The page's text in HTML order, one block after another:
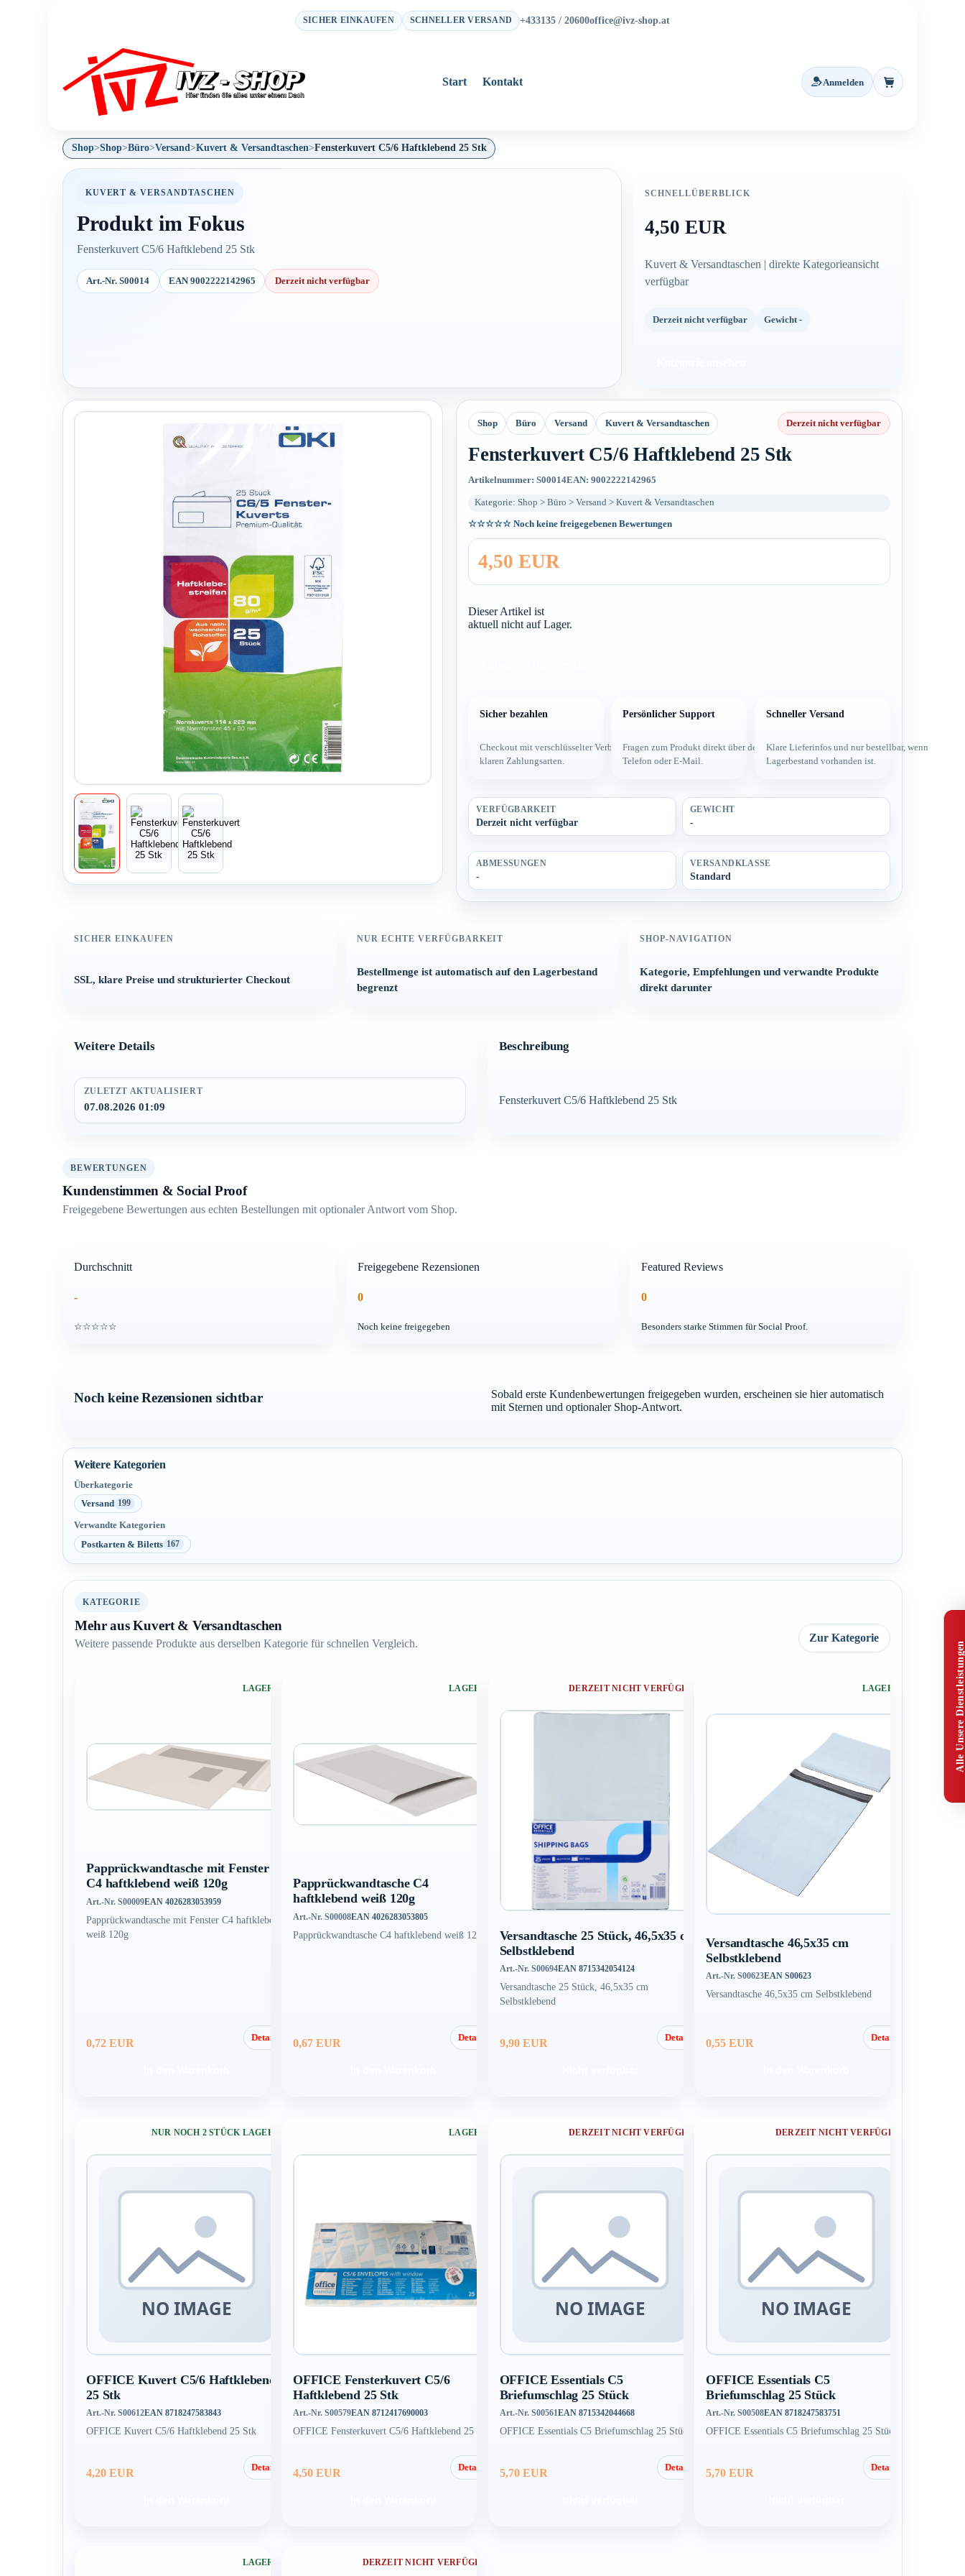
SICHER EINKAUFEN SCHNELLER VERSAND +433135 / 20600office@ivz-shop.at
Start Kontakt Anmelden Warenkorb
Shop>Shop>Büro>Versand>Kuvert & Versandtaschen>Fensterkuvert C5/6 Haftklebend 25 Stk
KUVERT & VERSANDTASCHEN
Produkt im Fokus
Fensterkuvert C5/6 Haftklebend 25 Stk
Art.-Nr. S00014 EAN 9002222142965 Derzeit nicht verfügbar
SCHNELLÜBERBLICK
4,50 EUR
Kuvert & Versandtaschen | direkte Kategorieansicht
verfügbar
Derzeit nicht verfügbar Gewicht -
Shop Büro Versand Kuvert & Versandtaschen Derzeit nicht verfügbar
Fensterkuvert C5/6 Haftklebend 25 Stk
Artikelnummer: S00014EAN: 9002222142965
Kategorie: Shop > Büro > Versand > Kuvert & Versandtaschen
☆☆☆☆☆ Noch keine freigegebenen Bewertungen
4,50 EUR
Dieser Artikel ist
aktuell nicht auf Lager.
Sicher bezahlen
Checkout mit verschlüsselter Verbindung und
klaren Zahlungsarten.
Persönlicher Support
Fragen zum Produkt direkt über dein Team per
Telefon oder E-Mail.
Schneller Versand
Klare Lieferinfos und nur bestellbar, wenn
Lagerbestand vorhanden ist.
VERFÜGBARKEIT
Derzeit nicht verfügbar
GEWICHT
-
ABMESSUNGEN
-
VERSANDKLASSE
Standard
SICHER EINKAUFEN
SSL, klare Preise und strukturierter Checkout
NUR ECHTE VERFÜGBARKEIT
Bestellmenge ist automatisch auf den Lagerbestand
begrenzt
SHOP-NAVIGATION
Kategorie, Empfehlungen und verwandte Produkte
direkt darunter
Weitere Details
ZULETZT AKTUALISIERT
07.08.2026 01:09
Beschreibung
Fensterkuvert C5/6 Haftklebend 25 Stk
BEWERTUNGEN
Kundenstimmen & Social Proof
Freigegebene Bewertungen aus echten Bestellungen mit optionaler Antwort vom Shop.
Durchschnitt
-
☆☆☆☆☆
Freigegebene Rezensionen
0
Noch keine freigegeben
Featured Reviews
0
Besonders starke Stimmen für Social Proof.
Noch keine Rezensionen sichtbar
Sobald erste Kundenbewertungen freigegeben wurden, erscheinen sie hier automatisch
mit Sternen und optionaler Shop-Antwort.
Weitere Kategorien
Überkategorie
Versand 199
Verwandte Kategorien
Postkarten & Biletts 167
KATEGORIE
Mehr aus Kuvert & Versandtaschen
Weitere passende Produkte aus derselben Kategorie für schnellen Vergleich. Zur Kategorie
LAGERND
Papprückwandtasche mit Fenster
C4 haftklebend weiß 120g
Art.-Nr. S00009EAN 4026283053959
Papprückwandtasche mit Fenster C4 haftklebend
weiß 120g
0,72 EUR Details
LAGERND
Papprückwandtasche C4
haftklebend weiß 120g
Art.-Nr. S00008EAN 4026283053805
Papprückwandtasche C4 haftklebend weiß 120g
0,67 EUR Details
DERZEIT NICHT VERFÜGBAR
Versandtasche 25 Stück, 46,5x35 cm
Selbstklebend
Art.-Nr. S00694EAN 8715342054124
Versandtasche 25 Stück, 46,5x35 cm
Selbstklebend
9,90 EUR Details
LAGERND
Versandtasche 46,5x35 cm
Selbstklebend
Art.-Nr. S00623EAN S00623
Versandtasche 46,5x35 cm Selbstklebend
0,55 EUR Details
NUR NOCH 2 STÜCK LAGERND
OFFICE Kuvert C5/6 Haftklebend
25 Stk
Art.-Nr. S00612EAN 8718247583843
OFFICE Kuvert C5/6 Haftklebend 25 Stk
4,20 EUR Details
LAGERND
OFFICE Fensterkuvert C5/6
Haftklebend 25 Stk
Art.-Nr. S00579EAN 8712417690003
OFFICE Fensterkuvert C5/6 Haftklebend 25 Stk
4,50 EUR Details
DERZEIT NICHT VERFÜGBAR
OFFICE Essentials C5
Briefumschlag 25 Stück
Art.-Nr. S00561EAN 8715342044668
OFFICE Essentials C5 Briefumschlag 25 Stück
5,70 EUR Details
DERZEIT NICHT VERFÜGBAR
OFFICE Essentials C5
Briefumschlag 25 Stück
Art.-Nr. S00508EAN 8718247583751
OFFICE Essentials C5 Briefumschlag 25 Stück
5,70 EUR Details
LAGERND DERZEIT NICHT VERFÜGBAR
Alle Unsere Dienstleistungen